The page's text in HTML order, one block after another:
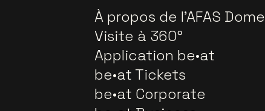
À propos de l'AFAS Dome
Visite à 360°
Application be•at
be•at Tickets
be•at Corporate